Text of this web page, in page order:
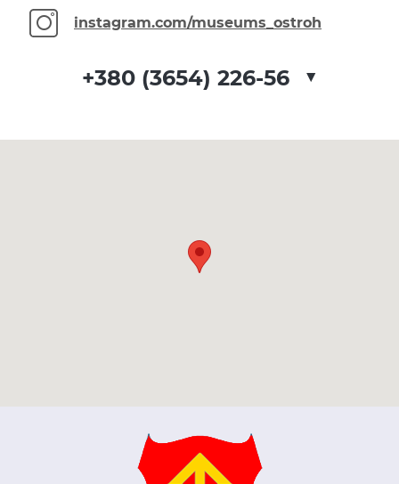
instagram.com/museums_ostroh
+380 (3654) 226-56 ▼